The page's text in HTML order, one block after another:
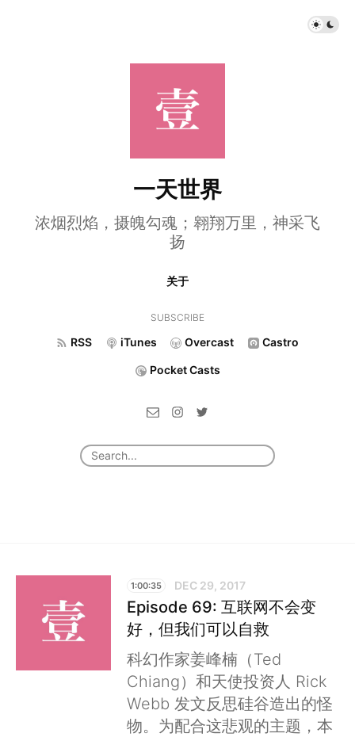
一天世界
浓烟烈焰，摄魄勾魂；翱翔万里，神采飞
扬
关于
SUBSCRIBE
RSS iTunes Overcast Castro
Pocket Casts
1:00:35 DEC 29, 2017
Episode 69: 互联网不会变
好，但我们可以自救
科幻作家姜峰楠（Ted
Chiang）和天使投资人 Rick
Webb 发文反思硅谷造出的怪
物。为配合这悲观的主题，本